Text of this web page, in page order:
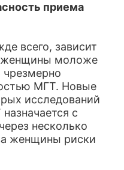
приема
всего, зависит
женщины моложе
МГТ. Новые
исследований
с
несколько
женщины риски